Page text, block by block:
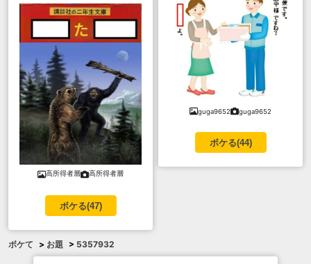
高所得者層 高所得者層
ボケる(47)
guga9652 guga9652
ボケる(44)
ボケて > お題 > 5357932